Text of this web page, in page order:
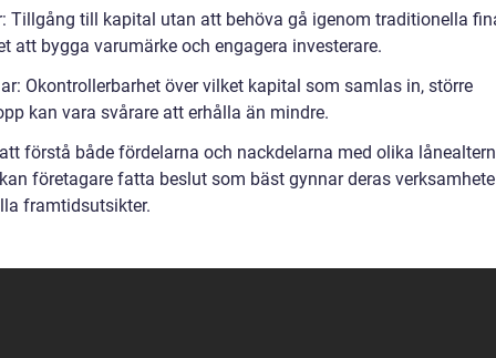
Tillgång till kapital utan att behöva gå igenom traditionella
att bygga varumärke och engagera investerare.
Okontrollerbarhet över vilket kapital som samlas in, större
kan vara svårare att erhålla än mindre.
förstå både fördelarna och nackdelarna med olika
företagare fatta beslut som bäst gynnar deras
framtidsutsikter.